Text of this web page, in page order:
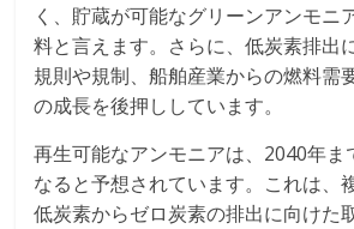
く、貯蔵が可能なグリーンアンモニ
料と言えます。さらに、低炭素排出
規則や規制、船舶産業からの燃料需
の成長を後押ししています。
再生可能なアンモニアは、2040年ま
なると予想されています。これは、
低炭素からゼロ炭素の排出に向けた